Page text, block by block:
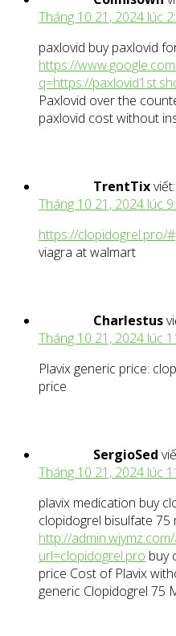
Tháng 10 21, 2024 lúc
paxlovid buy paxlovid
https://
q=https://
Paxlovid over the
paxlovid cost without
TrentTixviết:
Tháng 10 21, 2024 lúc
https://clopidogrel.pro/#
viagra at walmart
Charlestus
Tháng 10 21, 2024 lúc
Plavix generic price:
price
SergioSed
Tháng 10 21, 2024 lúc
plavix medication buy
clopidogrel bisulfate 75
http://
url=clopidogrel.pro buy
price Cost of Plavix
generic Clopidogrel 75